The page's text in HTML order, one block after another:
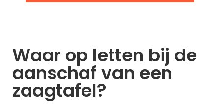
Waar op letten bij de
aanschaf van een
zaagtafel?